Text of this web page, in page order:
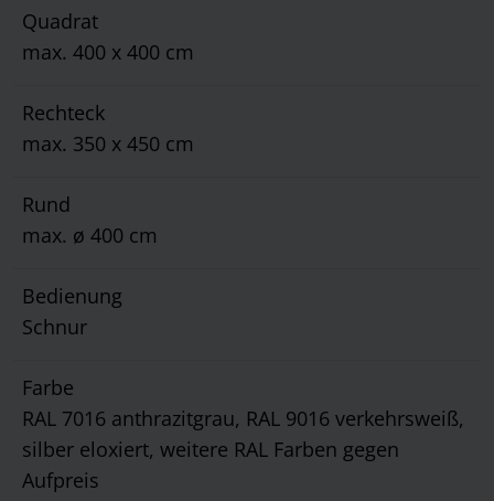
Quadrat
max. 400 x 400 cm
Rechteck
max. 350 x 450 cm
Rund
max. ø 400 cm
Bedienung
Schnur
Farbe
RAL 7016 anthrazitgrau, RAL 9016 verkehrsweiß,
silber eloxiert, weitere RAL Farben gegen
Aufpreis